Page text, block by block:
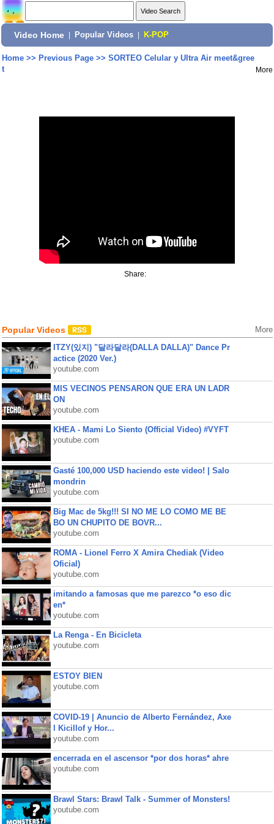
Video Home Popular Videos K-POP
Home>> Previous Page>> SORTEO Celular y Ultra Air meet&gree
t
More
Share:
Popular Videos More
ITZY(있지) "달라달라(DALLA DALLA)" Dance Pr
actice (2020 Ver.)
youtube.com
MIS VECINOS PENSARON QUE ERA UN LADR
ON
youtube.com
KHEA - Mami Lo Siento (Official Video) #VYFT
youtube.com
Gasté 100,000 USD haciendo este video! | Salo
mondrin
youtube.com
Big Mac de 5kg!!! SI NO ME LO COMO ME BE
BO UN CHUPITO DE BOVR...
youtube.com
ROMA - Lionel Ferro X Amira Chediak (Video
Oficial)
youtube.com
imitando a famosas que me parezco *o eso dic
en*
youtube.com
La Renga - En Bicicleta
youtube.com
ESTOY BIEN
youtube.com
COVID-19 | Anuncio de Alberto Fernández, Axe
l Kicillof y Hor...
youtube.com
encerrada en el ascensor *por dos horas* ahre
youtube.com
Brawl Stars: Brawl Talk - Summer of Monsters!
youtube.com